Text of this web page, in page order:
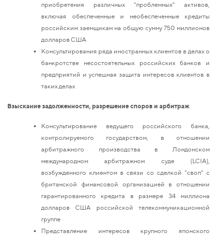
приобретения различных "проблемных" активов,
включая обеспеченные и необеспеченные кредиты
российским заемщикам на общую сумму 750 миллионов
долларов США
Консультирования ряда иностранных клиентов в делах о
банкротстве несостоятельных российских банков и
предприятий и успешная защита интересов клиентов в
таких делах
Взыскание задолженности, разрешение споров и арбитраж
Консультирование ведущего российского банка,
контролируемого государством, в отношении
арбитражного производства в Лондонском
международном арбитражном суде (LCIA),
возбужденного клиентом в связи со сделкой "своп" с
британской финансовой организацией в отношении
гарантированного кредита в размере 34 миллиона
долларов США российской телекоммуникационной
группе
Представление интересов крупного японского